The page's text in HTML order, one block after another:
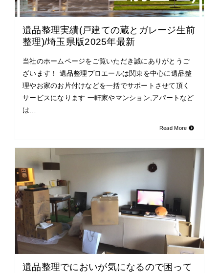
遺品整理実績(戸建ての蔵とガレージ生前
整理)/埼玉県版2025年最新
当社のホームページをご覧いただき誠にありがとうご
ざいます！ 遺品整理プロエールは関東を中心に遺品整
理やお家のお片付けなどを一括でサポートさせて頂く
サービスになります 一軒家やマンション,アパートなど
は…
Read More
遺品整理でにおいが気になるので困って